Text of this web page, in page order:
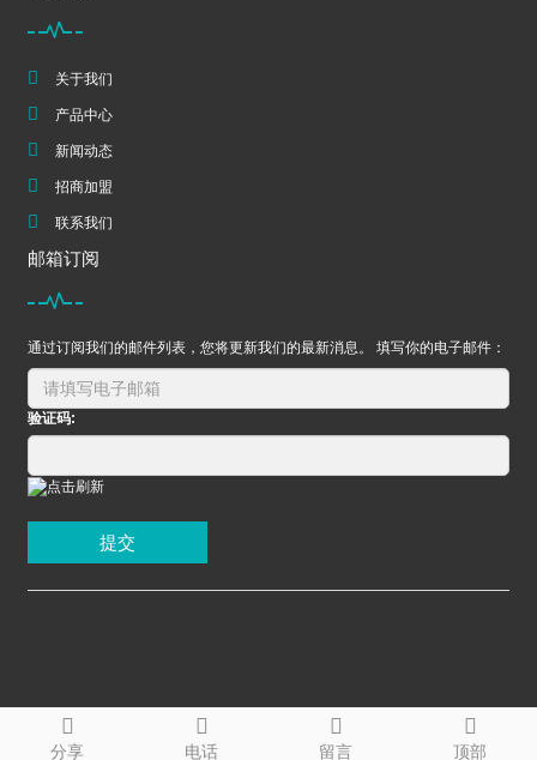
分享 电话 留言 顶部
关于我们
产品中心
新闻动态
招商加盟
联系我们
邮箱订阅
通过订阅我们的邮件列表，您将更新我们的最新消息。 填写你的电子邮件：
验证码:
提交